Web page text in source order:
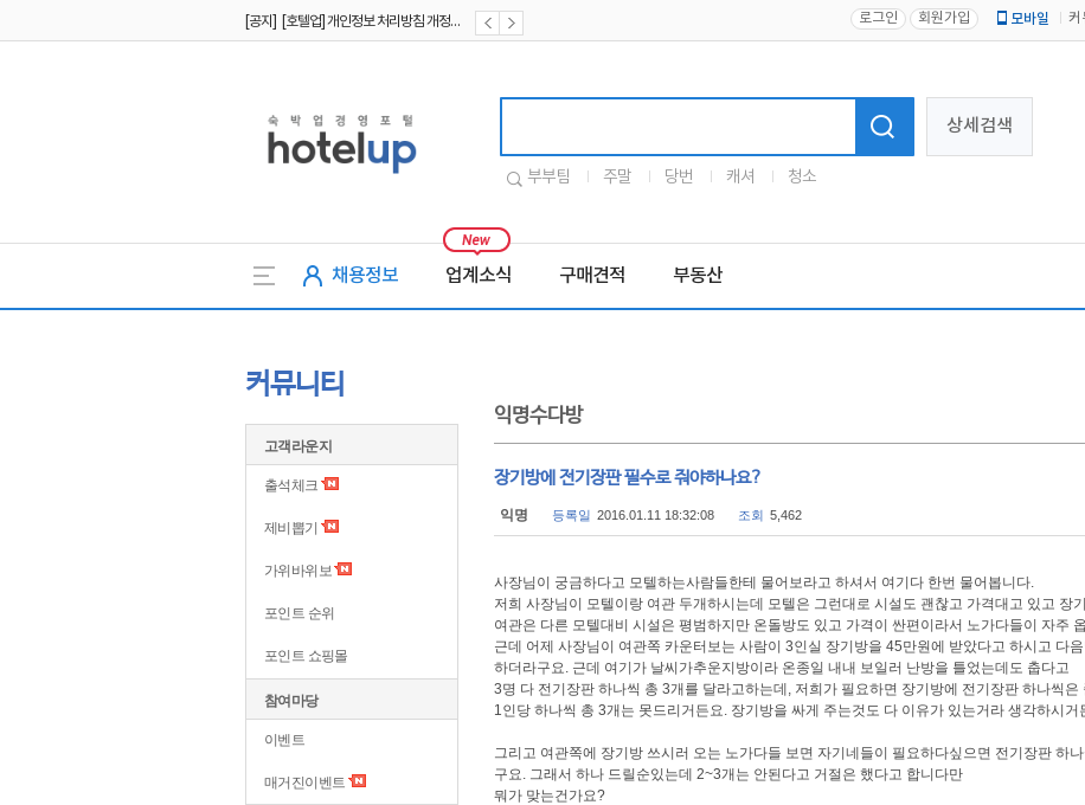
[공지] [호텔업] 개인정보 처리방침 개정본1 (19.09.02) 로그인 회원가입 모바일 커
상세검색
부부팀 주말 당번 캐셔 청소
채용정보 업계소식 구매견적 부동산
커뮤니티
고객라운지
출석체크
제비뽑기
가위바위보
포인트 순위
포인트 쇼핑몰
참여마당
이벤트
매거진이벤트
익명수다방
장기방에 전기장판 필수로 줘야하나요?
익명 등록일 2016.01.11 18:32:08 조회 5,462
사장님이 궁금하다고 모텔하는사람들한테 물어보라고 하셔서 여기다 한번 물어봅니다.
저희 사장님이 모텔이랑 여관 두개하시는데 모텔은 그런대로 시설도 괜찮고 가격대고 있고 장
여관은 다른 모텔대비 시설은 평범하지만 온돌방도 있고 가격이 싼편이라서 노가다들이 자주
근데 어제 사장님이 여관쪽 카운터보는 사람이 3인실 장기방을 45만원에 받았다고 하시고 다
하더라구요. 근데 여기가 날씨가추운지방이라 온종일 내내 보일러 난방을 틀었는데도 춥다고
3명 다 전기장판 하나씩 총 3개를 달라고하는데, 저희가 필요하면 장기방에 전기장판 하나씩은
1인당 하나씩 총 3개는 못드리거든요. 장기방을 싸게 주는것도 다 이유가 있는거라 생각하시거
그리고 여관쪽에 장기방 쓰시러 오는 노가다들 보면 자기네들이 필요하다싶으면 전기장판 하
구요. 그래서 하나 드릴순있는데 2~3개는 안된다고 거절은 했다고 합니다만
뭐가 맞는건가요?